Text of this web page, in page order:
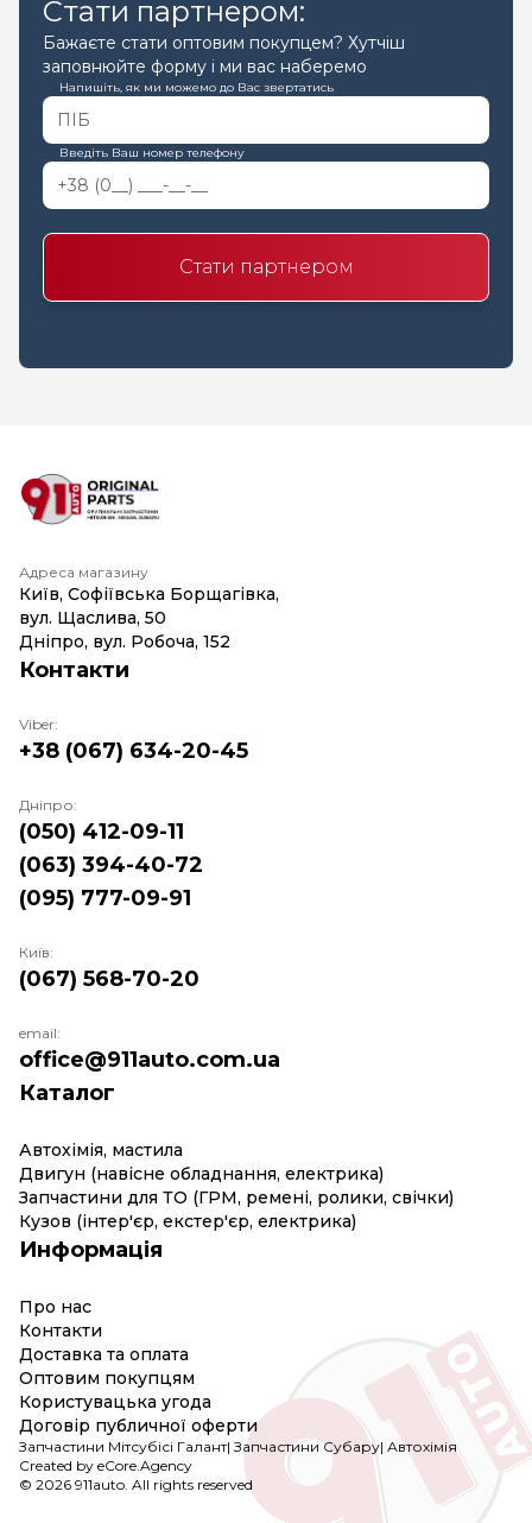
Стати партнером:
Бажаєте стати оптовим покупцем? Хутчіш
заповнюйте форму і ми вас наберемо
Напишіть, як ми можемо до Вас звертатись
Введіть Ваш номер телефону
Стати партнером
Адреса магазину
Київ, Софіївська Борщагівка,
вул. Щаслива, 50
Дніпро, вул. Робоча, 152
Каталог
Автохімія, мастила
Двигун (навісне обладнання, електрика)
Запчастини для ТО (ГРМ, ремені, ролики, свічки)
Кузов (інтер'єр, екстер'єр, електрика)
Информація
Про нас
Контакти
Доставка та оплата
Оптовим покупцям
Користувацька угода
Договір публичної оферти
Контакти
Viber:
+38 (067) 634-20-45
Дніпро:
(050) 412-09-11
(063) 394-40-72
(095) 777-09-91
Київ:
(067) 568-70-20
email:
office@911auto.com.ua
Created by eCore.Agency
Запчастини Мітсубісі Галант|Запчастини Субару| Автохімія
© 2026 911auto. All rights reserved